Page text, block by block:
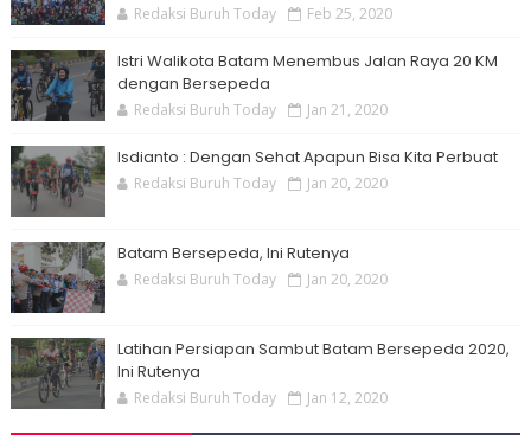
Redaksi Buruh Today Feb 25, 2020
Istri Walikota Batam Menembus Jalan Raya 20 KM
dengan Bersepeda
Redaksi Buruh Today Jan 21, 2020
Isdianto : Dengan Sehat Apapun Bisa Kita Perbuat
Redaksi Buruh Today Jan 20, 2020
Batam Bersepeda, Ini Rutenya
Redaksi Buruh Today Jan 20, 2020
Latihan Persiapan Sambut Batam Bersepeda 2020,
Ini Rutenya
Redaksi Buruh Today Jan 12, 2020